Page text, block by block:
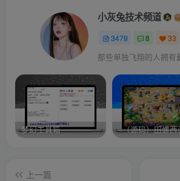
小灰兔技术频道
3479 8 33
那些单独飞翔的人拥有
梦幻工具箱————-免费
上一篇